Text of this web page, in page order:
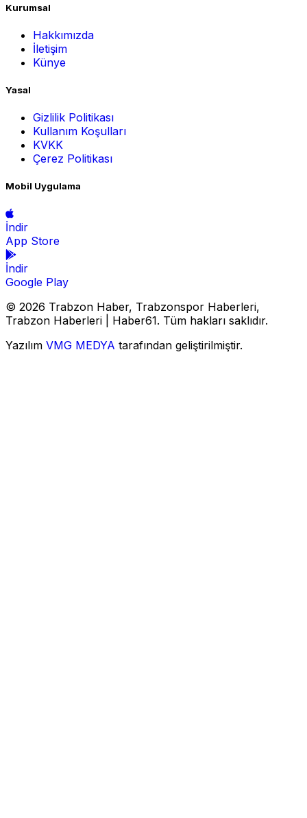
Kurumsal
Hakkımızda
İletişim
Künye
Yasal
Gizlilik Politikası
Kullanım Koşulları
KVKK
Çerez Politikası
Mobil Uygulama
İndir
App Store
İndir
Google Play
© 2026 Trabzon Haber, Trabzonspor Haberleri,
Trabzon Haberleri | Haber61. Tüm hakları saklıdır.
Yazılım VMG MEDYA tarafından geliştirilmiştir.